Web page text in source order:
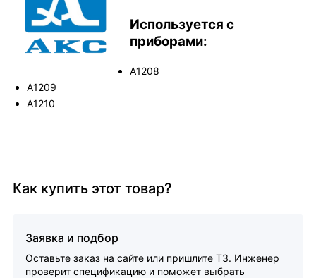
Используется с
приборами:
А1208
А1209
А1210
Как купить этот товар?
Заявка и подбор
Оставьте заказ на сайте или пришлите ТЗ. Инженер
проверит спецификацию и поможет выбрать